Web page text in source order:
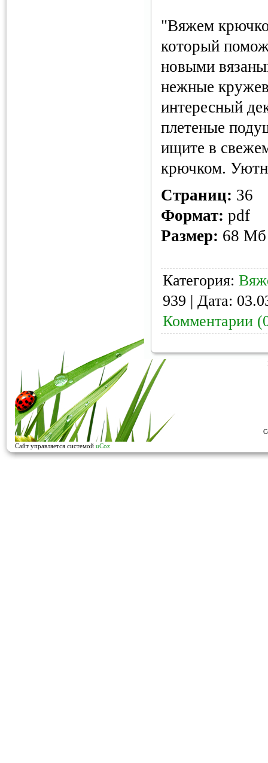
"Вяжем
который
новыми
нежные
интересный
плетеные
ищите в
крючком.
Страниц: 36
Формат: pdf
Размер: 68 Мб
Категория:
939 | Дата:
Комментарии
Сайт управляется системой uCoz